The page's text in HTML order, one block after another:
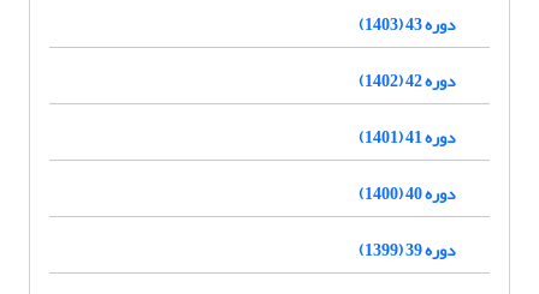
دوره 43 (1403)
دوره 42 (1402)
دوره 41 (1401)
دوره 40 (1400)
دوره 39 (1399)